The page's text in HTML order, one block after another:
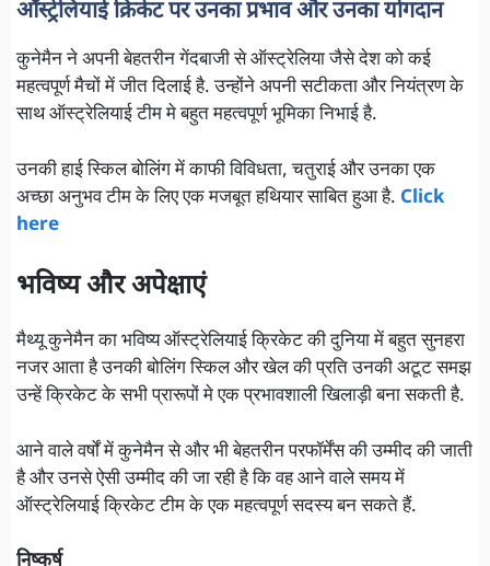
ऑस्ट्रेलियाई क्रिकेट पर उनका प्रभाव और उनका योगदान
कुनेमैन ने अपनी बेहतरीन गेंदबाजी से ऑस्ट्रेलिया जैसे देश को कई
महत्वपूर्ण मैचों में जीत दिलाई है. उन्होंने अपनी सटीकता और नियंत्रण के
साथ ऑस्ट्रेलियाई टीम मे बहुत महत्वपूर्ण भूमिका निभाई है.
उनकी हाई स्किल बोलिंग में काफी विविधता, चतुराई और उनका एक
अच्छा अनुभव टीम के लिए एक मजबूत हथियार साबित हुआ है. Click
here
भविष्य और अपेक्षाएं
मैथ्यू कुनेमैन का भविष्य ऑस्ट्रेलियाई क्रिकेट की दुनिया में बहुत सुनहरा
नजर आता है उनकी बोलिंग स्किल और खेल की प्रति उनकी अटूट समझ
उन्हें क्रिकेट के सभी प्रारूपों मे एक प्रभावशाली खिलाड़ी बना सकती है.
आने वाले वर्षों में कुनेमैन से और भी बेहतरीन परफॉर्मेंस की उम्मीद की जाती
है और उनसे ऐसी उम्मीद की जा रही है कि वह आने वाले समय में
ऑस्ट्रेलियाई क्रिकेट टीम के एक महत्वपूर्ण सदस्य बन सकते हैं.